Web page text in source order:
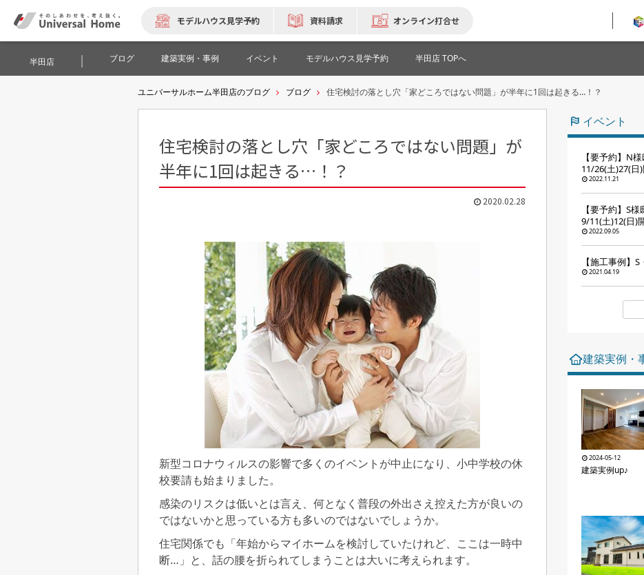
モデルハウス見学予約 資料請求 オンライン打合せ
テ
建
モ
シ
企
お
半田店 ブログ 建築実例・事例 イベント モデルハウス見学予約 半田店 TOPへ
ユニバーサルホーム半田店のブログ ブログ 住宅検討の落とし穴「家どころではない問題」が半年に1回は起きる…！？
住宅検討の落とし穴「家どころではない問題」が
半年に1回は起きる…！？
2020.02.28
新型コロナウィルスの影響で多くのイベントが中止になり、小中学校の休
校要請も始まりました。
感染のリスクは低いとは言え、何となく普段の外出さえ控えた方が良いの
ではないかと思っている方も多いのではないでしょうか。
住宅関係でも「年始からマイホームを検討していたけれど、ここは一時中
断…」と、話の腰を折られてしまうことは大いに考えられます。
イベント
【要予約】N
11/26(土)27(日)
2022.11.21
【要予約】S
9/11(土)12(日)
2022.09.05
【施工事例】
2021.04.19
建築実例・
2024-05-12
建築実例up♪